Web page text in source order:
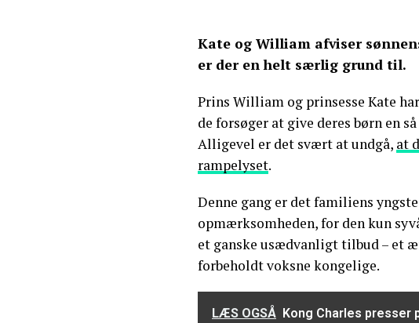
Kate og William afviser
er der en helt særlig grund til.
Prins William og prinsesse Kate
de forsøger at give deres børn en
Alligevel er det svært at undgå, at
rampelyset.
Denne gang er det familiens
opmærksomheden, for den kun
et ganske usædvanligt tilbud – et
forbeholdt voksne kongelige.
LÆS OGSÅ Kong Charles presser